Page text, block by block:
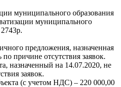
муниципального образования
муниципального
предложения, назначенная
по причине отсутствия заявок.
назначенный на 14.07.2020, не
заявок.
(с учетом НДС) – 220 000,00